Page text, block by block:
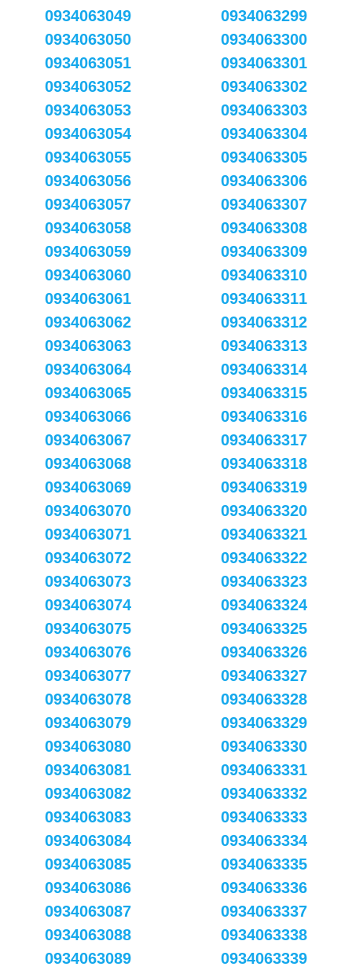
0934063049
0934063050
0934063051
0934063052
0934063053
0934063054
0934063055
0934063056
0934063057
0934063058
0934063059
0934063060
0934063061
0934063062
0934063063
0934063064
0934063065
0934063066
0934063067
0934063068
0934063069
0934063070
0934063071
0934063072
0934063073
0934063074
0934063075
0934063076
0934063077
0934063078
0934063079
0934063080
0934063081
0934063082
0934063083
0934063084
0934063085
0934063086
0934063087
0934063088
0934063089
0934063299
0934063300
0934063301
0934063302
0934063303
0934063304
0934063305
0934063306
0934063307
0934063308
0934063309
0934063310
0934063311
0934063312
0934063313
0934063314
0934063315
0934063316
0934063317
0934063318
0934063319
0934063320
0934063321
0934063322
0934063323
0934063324
0934063325
0934063326
0934063327
0934063328
0934063329
0934063330
0934063331
0934063332
0934063333
0934063334
0934063335
0934063336
0934063337
0934063338
0934063339